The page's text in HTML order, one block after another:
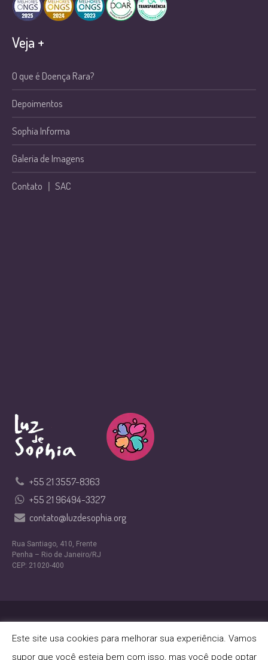
Veja +
O que é Doença Rara?
Depoimentos
Sophia Informa
Galeria de Imagens
Contato |SAC
+55 21 3557-8363
+55 21 96494-3327
contato@luzdesophia.org
Rua Santiago, 410, Frente
Penha – Rio de Janeiro/RJ
CEP: 21020-400
Política de Privacidade / ONG Luz de Sophia © 2024 |
Este site usa cookies para melhorar sua experiência. Vamos
supor que você esteja bem com isso, mas você pode optar